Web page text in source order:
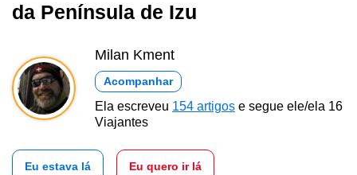
da Península de Izu
Milan Kment
Acompanhar
Ela escreveu 154 artigos e segue ele/ela 16
Viajantes
Eu estava lá Eu quero ir lá